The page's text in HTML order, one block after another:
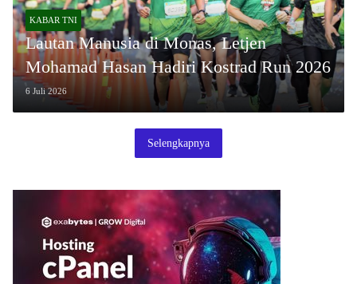
KABAR TNI
Lautan Manusia di Monas, Letjen
Mohamad Hasan Hadiri Kostrad Run 2026
6 Juli 2026
Selengkapnya